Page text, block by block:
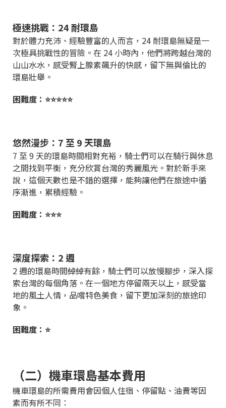
極速挑戰：24 耐環島
對於體力充沛、經驗豐富的人而言，24 耐環島無疑是一
次極具挑戰性的冒險。在 24 小時內，他們將跨越台灣的
山山水水，感受腎上腺素飆升的快感，留下無與倫比的
環島壯舉。
困難度：⭐⭐⭐⭐⭐
悠然漫步：7 至 9 天環島
7 至 9 天的環島時間相對充裕，騎士們可以在騎行與休息
之間找到平衡，充分欣賞台灣的秀麗風光。對於新手來
說，這個天數也是不錯的選擇，能夠讓他們在旅途中循
序漸進，累積經驗。
困難度：⭐⭐⭐
深度探索：2 週
2 週的環島時間綽綽有餘，騎士們可以放慢腳步，深入探
索台灣的每個角落。在一個地方停留兩天以上，感受當
地的風土人情，品嚐特色美食，留下更加深刻的旅途印
象。
困難度：⭐
（二）機車環島基本費用
機車環島的所需費用會因個人住宿、停留點、油費等因
素而有所不同：